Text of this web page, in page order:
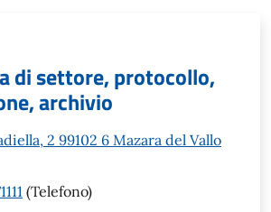
di settore, protocollo,
archivio
2 99102 6 Mazara del Vallo
(Telefono)